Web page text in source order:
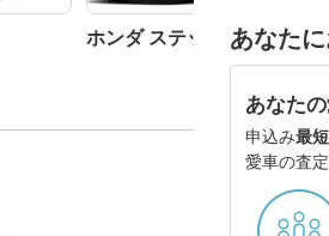
ホンダ ステップワゴン
あなた
あなた
申込み最
愛車の査